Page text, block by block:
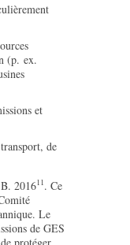
(p. ex.
et
de
201611. Ce
Le
de GES
protéger